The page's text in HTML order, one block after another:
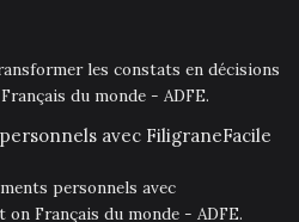
les constats en décisions
du monde - ADFE.
avec FiligraneFacile
personnels avec
Français du monde - ADFE.